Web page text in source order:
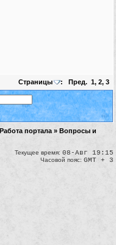
Страницы : Пред. 1, 2, 3
Работа портала » Вопросы и
Текущее время: 08-Авг 19:15
Часовой пояс: GMT + 3